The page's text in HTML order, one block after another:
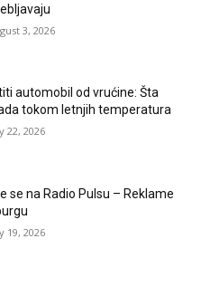
3, 2026
automobil od vrućine: Šta
tokom letnjih temperatura
22, 2026
se na Radio Pulsu – Reklame
19, 2026